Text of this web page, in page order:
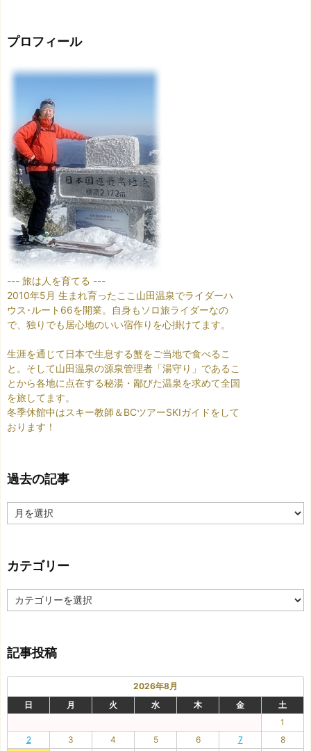
プロフィール
--- 旅は人を育てる ---
2010年5月 生まれ育ったここ山田温泉でライダーハ
ウス･ルート66を開業。自身もソロ旅ライダーなの
で、独りでも居心地のいい宿作りを心掛けてます。
生涯を通じて日本で生息する蟹をご当地で食べるこ
と。そして山田温泉の源泉管理者「湯守り」であるこ
とから各地に点在する秘湯・鄙びた温泉を求めて全国
を旅してます。
冬季休館中はスキー教師＆BCツアーSKIガイドをして
おります！
過去の記事
去
事
カテゴリー
カ
テ
ー
記事投稿
2026年8月
日
月 火 水 木 金
土
1
2
3 4 5 6 7 8